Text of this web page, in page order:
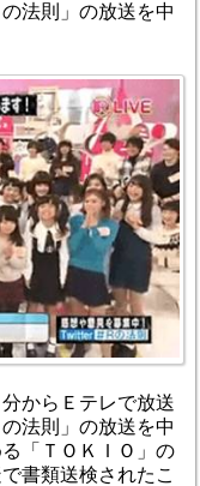
法則」の放送を中
からＥテレで放送
法則」の放送を中
「ＴＯＫＩＯ」の
書類送検されたこ